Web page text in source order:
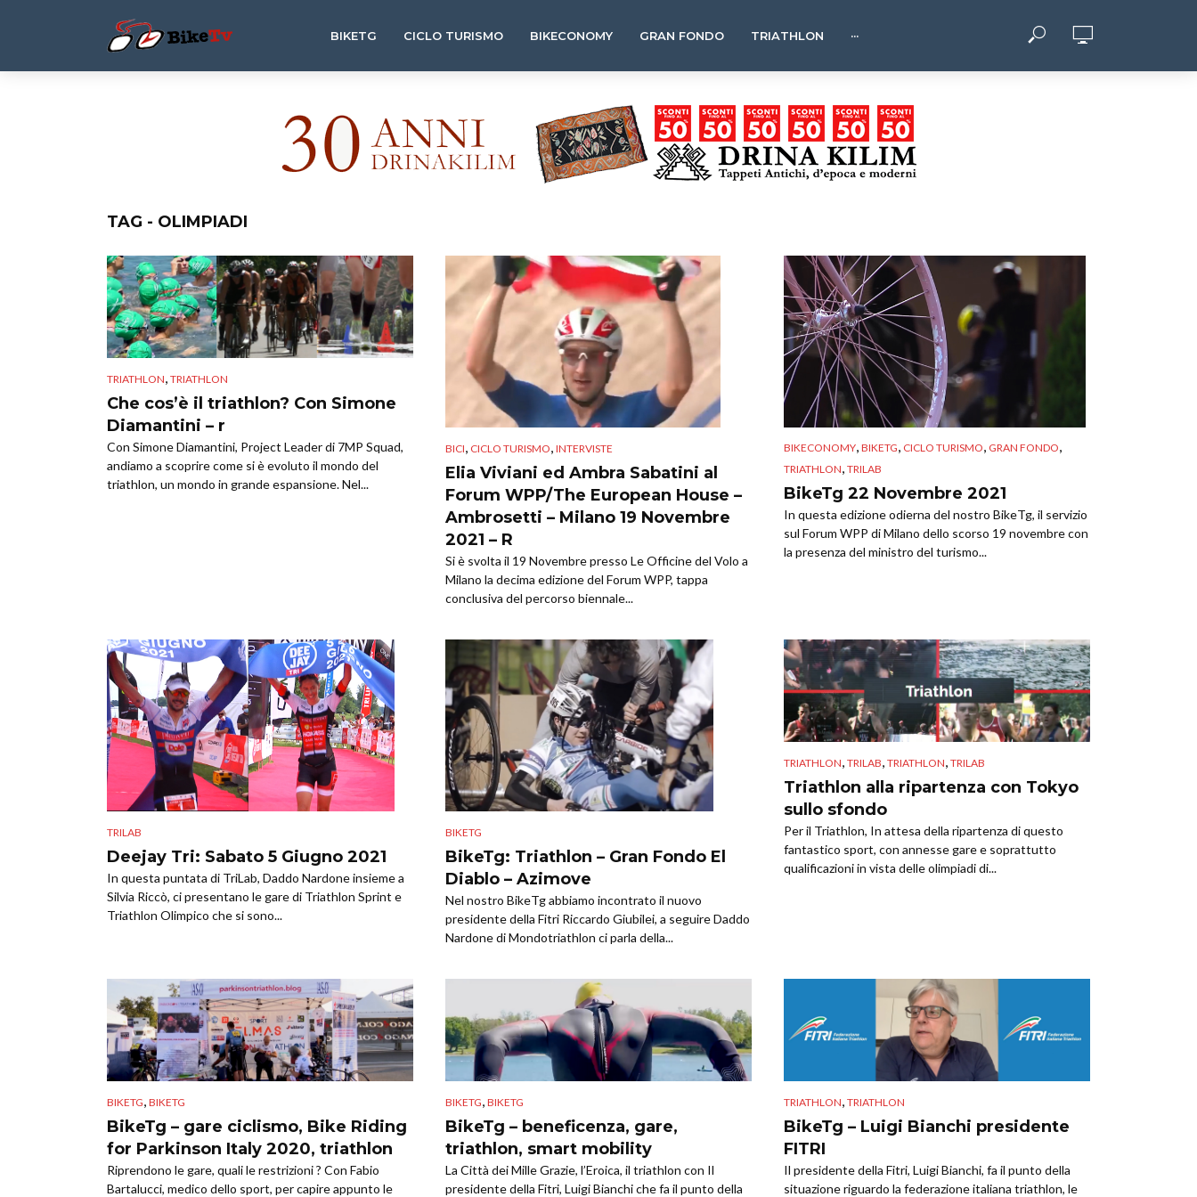
BIKETG CICLO TURISMO BIKECONOMY GRAN FONDO TRIATHLON ···
TAG - OLIMPIADI
TRIATHLON TRIATHLON
Che cos’è il triathlon? Con Simone
Diamantini – r
Con Simone Diamantini, Project Leader di 7MP Squad,
andiamo a scoprire come si è evoluto il mondo del
triathlon, un mondo in grande espansione. Nel...
BICI, CICLO TURISMO, INTERVISTE
Elia Viviani ed Ambra Sabatini al
Forum WPP/The European House –
Ambrosetti – Milano 19 Novembre
2021 – R
Si è svolta il 19 Novembre presso Le Officine del Volo a
Milano la decima edizione del Forum WPP, tappa
conclusiva del percorso biennale...
BIKECONOMY, BIKETG, CICLO TURISMO, GRAN FONDO,
TRIATHLON, TRILAB
BikeTg 22 Novembre 2021
In questa edizione odierna del nostro BikeTg, il servizio
sul Forum WPP di Milano dello scorso 19 novembre con
la presenza del ministro del turismo...
TRILAB
Deejay Tri: Sabato 5 Giugno 2021
In questa puntata di TriLab, Daddo Nardone insieme a
Silvia Riccò, ci presentano le gare di Triathlon Sprint e
Triathlon Olimpico che si sono...
BIKETG
BikeTg: Triathlon – Gran Fondo El
Diablo – Azimove
Nel nostro BikeTg abbiamo incontrato il nuovo
presidente della Fitri Riccardo Giubilei, a seguire Daddo
Nardone di Mondotriathlon ci parla della...
TRIATHLON TRILAB TRIATHLON TRILAB
Triathlon alla ripartenza con Tokyo
sullo sfondo
Per il Triathlon, In attesa della ripartenza di questo
fantastico sport, con annesse gare e soprattutto
qualificazioni in vista delle olimpiadi di...
BIKETG, BIKETG
BikeTg – gare ciclismo, Bike Riding
for Parkinson Italy 2020, triathlon
Riprendono le gare, quali le restrizioni ? Con Fabio
Bartalucci, medico dello sport, per capire appunto le
BIKETG, BIKETG
BikeTg – beneficenza, gare,
triathlon, smart mobility
La Città dei Mille Grazie, l’Eroica, il triathlon con Il
presidente della Fitri, Luigi Bianchi che fa il punto della
TRIATHLON, TRIATHLON
BikeTg – Luigi Bianchi presidente
FITRI
Il presidente della Fitri, Luigi Bianchi, fa il punto della
situazione riguardo la federazione italiana triathlon, le